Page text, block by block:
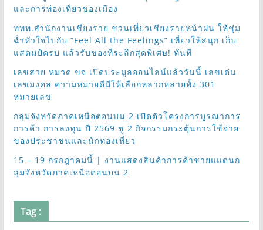
และการท่องเที่ยวของเมือง
ททท.สำนักงานเชียงราย ชวนเที่ยวเชียงรายหน้าฝน ให้ชุ่ม
ฉ่ำหัวใจไปกับ “Feel All the Feelings” เที่ยวให้สนุก เก็บ
แสตมป์ครบ แล้วรับของที่ระลึกสุดพิเศษ! ทันที
เลขสวย หมวด ขจ เปิดประมูลออนไลน์แล้ววันนี้ เลขเด่น
เลขมงคล ความหมายดีมีให้เลือกหลากหลายทั้ง 301
หมายเลข
กลุ่มจังหวัดภาคเหนือตอนบน 2 เปิดตัวโครงการบูรณาการ
การค้า การลงทุน ปี 2569 ชู 2 กิจกรรมกระตุ้นการใช้จ่าย
ของประชาชนและนักท่องเที่ยว
15 – 19 กรกฎาคมนี้ | งานแสดงสินค้าการค้าชายแแดนก
ลุ่มจังหวัดภาคเหนือตอนบน 2
Tag :